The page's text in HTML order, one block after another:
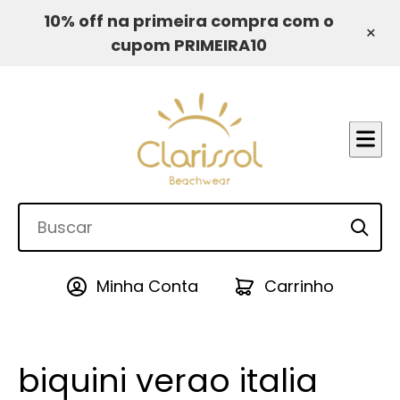
10% off na primeira compra com o
cupom PRIMEIRA10
×
Minha Conta Carrinho
biquini verao italia